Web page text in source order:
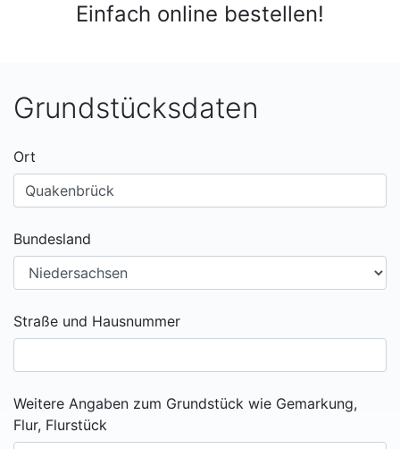
Einfach online bestellen!
Grundstücksdaten
Ort
Bundesland
Straße und Hausnummer
Weitere Angaben zum Grundstück wie Gemarkung,
Flur, Flurstück